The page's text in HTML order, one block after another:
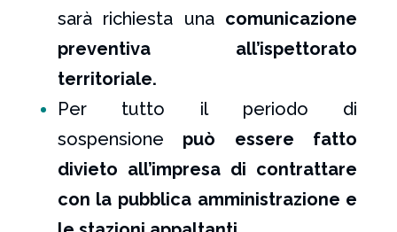
sarà richiesta unacomunicazione
preventiva all’ispettorato
territoriale.
Per tutto il periodo di
sospensione può essere fatto
divieto all’impresa di contrattare
con la pubblica amministrazione e